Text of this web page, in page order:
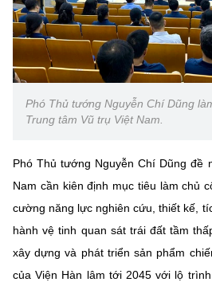
Phó Thủ tướng Nguyễn Chí Dũng
Trung tâm Vũ trụ Việt Nam.
Phó Thủ tướng Nguyễn Chí Dũng đề
Nam cần kiên định mục tiêu làm chủ
cường năng lực nghiên cứu, thiết kế,
hành vệ tinh quan sát trái đất tầm
xây dựng và phát triển sản phẩm
của Viện Hàn lâm tới 2045 với lộ